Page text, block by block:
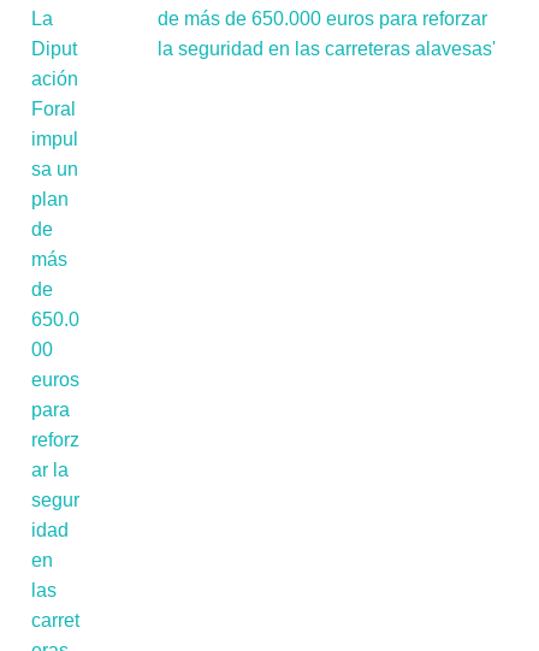
de más de 650.000 euros para reforzar
la seguridad en las carreteras alavesas'